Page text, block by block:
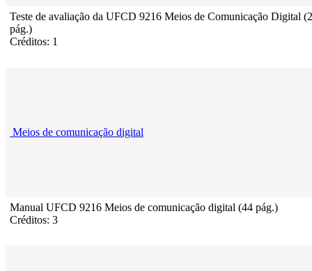
Teste de avaliação da UFCD 9216 Meios de Comunicação Digital (2
pág.)
Créditos: 1
Meios de comunicação digital
Manual UFCD 9216 Meios de comunicação digital (44 pág.)
Créditos: 3